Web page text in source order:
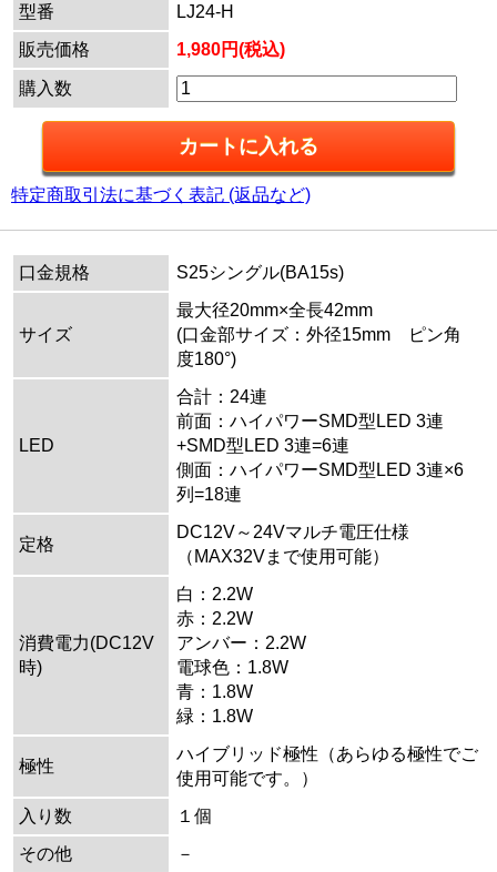
型番
LJ24-H
販売価格
1,980円(税込)
購入数
特定商取引法に基づく表記 (返品など)
口金規格 S25シングル(BA15s)
サイズ
最大径20mm×全長42mm
(口金部サイズ：外径15mm ピン角
度180°)
LED
合計：24連
前面：ハイパワーSMD型LED 3連
+SMD型LED 3連=6連
側面：ハイパワーSMD型LED 3連×6
列=18連
定格
DC12V～24Vマルチ電圧仕様
（MAX32Vまで使用可能）
消費電力(DC12V
時)
白：2.2W
赤：2.2W
アンバー：2.2W
電球色：1.8W
青：1.8W
緑：1.8W
極性
ハイブリッド極性（あらゆる極性でご
使用可能です。）
入り数
１個
その他
－